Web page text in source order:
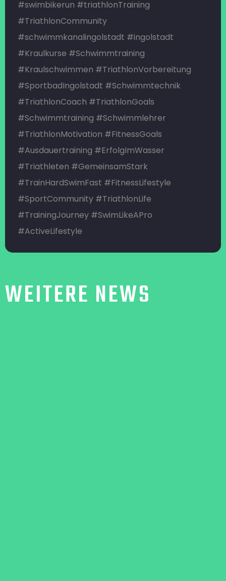
#swimbikerun #triathlonTraining
#TriathlonCommunity
#schwimmkanalingolstadt #ingolstadt
#Kraulkurse #Schwimmtraining
#Kraulschwimmen #TriathlonVorbereitung
#SportbadIngolstadt #Schwimmtechnik
#TriathlonCoach #TriathlonGoals
#Schwimmtraining #Schwimmlehrer
#TriathlonMotivation #FitnessGoals
#Ausdauertraining #ErfolgImWasser
#Triathleten #GemeinsamStark
#TrainHardSwimFast #FitnessLifestyle
#SportCommunity #TriathlonLife
#TrainingJourney #SwimLikeAPro
#ActiveLifestyle
WEITERE NEWS